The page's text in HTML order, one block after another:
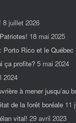
8 juillet 2026
18 mai 2025
Porto Rico et le Québec
ça profite? 5 mai 2024
2024
à mener jusqu’au
de la forêt boréale 11
vital! 29 avril 2023